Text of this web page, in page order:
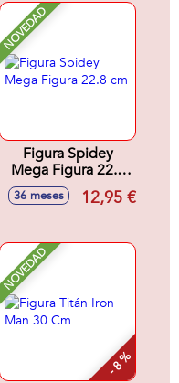
NOVEDAD
Figura Spidey
Mega Figura 22.8
cm
36 meses 12,95 €
NOVEDAD
- 8 %